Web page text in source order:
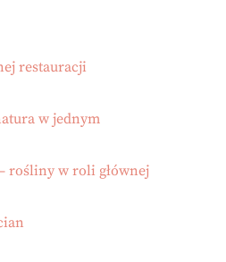
restauracji
w jednym
rośliny w roli głównej